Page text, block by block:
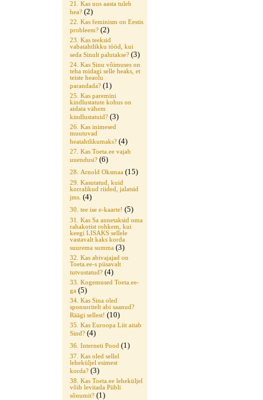
21. Kas uus aasta tuleb
hea? (2)
22. Kas feminism on Eestis
probleem? (2)
23. Kas teeksid
vabatahtlikku tööd, kui
seda Sinult palutakse? (3)
24. Kas Sinu vôimuses on
teha midagi selle heaks, et
teiste heaolu
parandada? (1)
25. Kas paremini
kindlustatute kohus on
aidata vähem
kindlustatuid? (3)
26. Kas inimesed
muutuvad
heatahtlikumaks? (4)
27. Kas Toeta.ee vajab
uuendusi? (6)
28. Arnold Oksmaa (15)
29. Kasutatud, kuid
korralikud riided, jalatsid
jms. (4)
30. tee ise e-kaarte! (5)
31. Kas Sa annetaksid oma
rahakotist rohkem, kui
keegi LISAKS sellele
vastavalt kaks korda
suurema summa (3)
32. Kas abivajajad on
Toeta.ee-s piisavalt
tutvustatud? (4)
33. Kogemused Toeta.ee-
ga (5)
34. Kas Sina oled
sponsoritelt abi saanud?
Räägi sellest! (10)
35. Kas Euroopa Liit aitab
Sind? (4)
36. Interneti Pood (1)
37. Kas oled sellel
leheküljel esimest
korda? (3)
38. Kas Toeta.ee leheküljel
võib levitada Piibli
sõnumit? (1)